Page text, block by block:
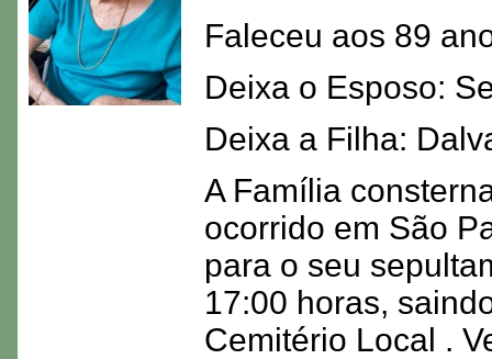
Faleceu aos 89
Deixa o Esposo:
Deixa a Filha:
A Família
ocorrido em São
para o seu
17:00 horas,
Cemitério Local .